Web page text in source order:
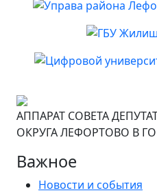
АППАРАТ СОВЕТА
ОКРУГА ЛЕФОРТОВО В
Важное
Новости и события